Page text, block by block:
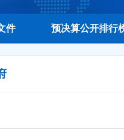
件 预决算公开排行